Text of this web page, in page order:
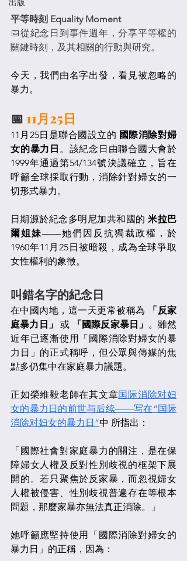
出版
平等時刻 Equality Moment
📅從紀念日到事件週年，分享平等權的
關鍵時刻，及其相關的行動與研究。
今天，我們由名字出發，看見被忽略的
暴力。
📅 11月25日
11月25日是聯合國設立的 國際消除對婦
女的暴力日 。該紀念日由聯合國大會於
1999年通過第54/134號決議確立，旨在
呼籲全球採取行動，消除針對婦女的一
切形式暴力。
日期源於紀念多明尼加共和國的 米拉巴
爾姐妹——她們因反抗獨裁政權，於
1960年11月25日被暗殺，成為全球爭取
女性權利的象徵。
叫錯名字的紀念日
在中國內地，這一天更常被稱為
「反家
庭暴力日」
或 「國際反家暴日」 。雖然
近年已逐漸使用「國際消除對婦女的暴
力日」的正式稱呼，但公眾與傳媒的焦
點多仍集中在家庭暴力議題。
正如榮維毅老師在其文章国际消除对妇
女的暴力日的前世与后续——写在“国际
消除对妇女的暴力日”中 所指出：
「國際社會對家庭暴力的關注，是在保
障婦女人權及反對性別歧視的框架下展
開的。若只聚焦於反家暴，而忽視婦女
人權被侵害、性別歧視普遍存在等根本
問題，那麼家暴亦無法真正消除。」
她呼籲應堅持使用「國際消除對婦女的
暴力日」的正稱，因為：